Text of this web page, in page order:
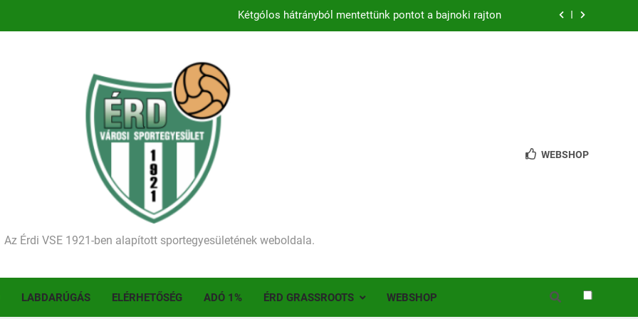
Kétgólos hátrányból mentettünk pontot a bajnoki rajton
Történelmet írt az I. Érdi Football Fesztivál – több mint 200 játékos lépett pályára Érden
Ellenfelünk visszalépése miatt játék nélkül jutottunk tovább a MOL Magyar Kupában
Kezdődik a 2026–2027-es szezon – hazai pályán rajtol az Érdi VSE!
Történelmet írt az I. Érdi Football Fesztivál – több mint 200 játékos lépett pályára Érden
Az Érdi VSE 1921-ben alapított sportegyesületének weboldala.
WEBSHOP
LABDARÚGÁS ELÉRHETŐSÉG ADÓ 1% ÉRD GRASSROOTS WEBSHOP